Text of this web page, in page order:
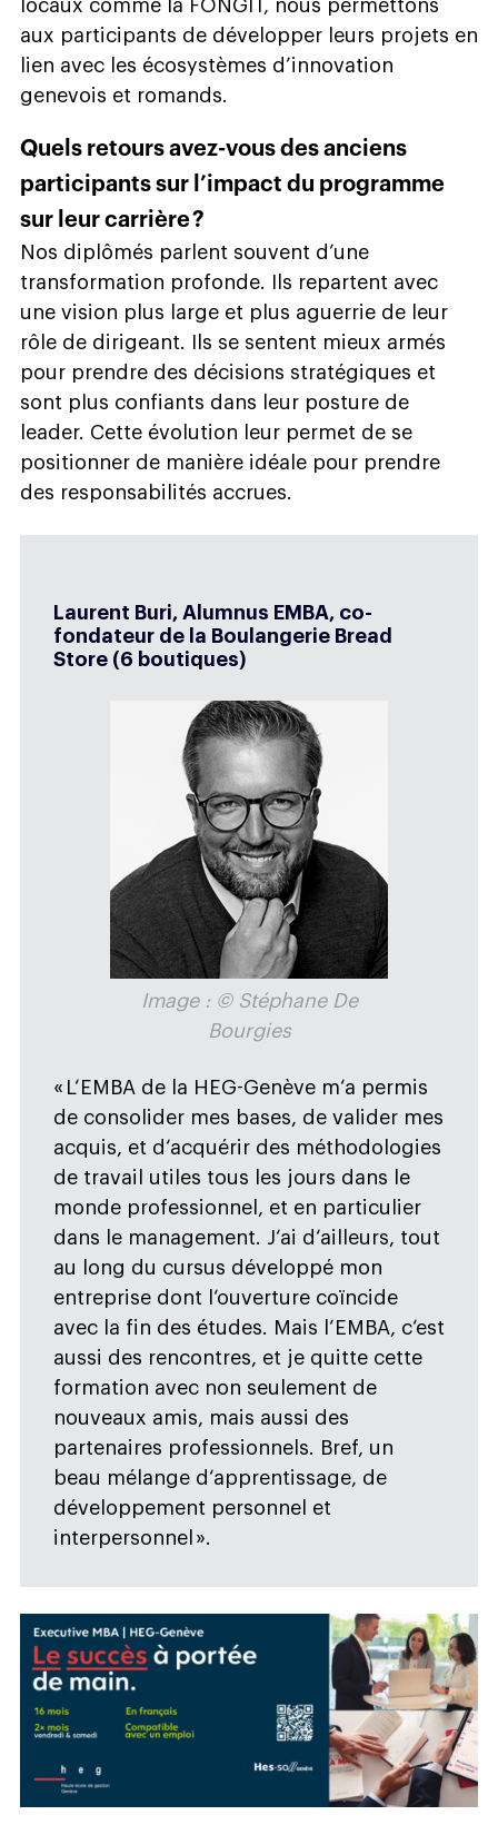
locaux comme la FONGIT, nous permettons
aux participants de développer leurs projets en
lien avec les écosystèmes d’innovation
genevois et romands.
Quels retours avez-vous des anciens
participants sur l’impact du programme
sur leur carrière ?
Nos diplômés parlent souvent d’une
transformation profonde. Ils repartent avec
une vision plus large et plus aguerrie de leur
rôle de dirigeant. Ils se sentent mieux armés
pour prendre des décisions stratégiques et
sont plus confiants dans leur posture de
leader. Cette évolution leur permet de se
positionner de manière idéale pour prendre
des responsabilités accrues.
Laurent Buri, Alumnus EMBA, co-
fondateur de la Boulangerie Bread
Store (6 boutiques)
Image : © Stéphane De
Bourgies
« L‘EMBA de la HEG-Genève m‘a permis
de consolider mes bases, de valider mes
acquis, et d‘acquérir des méthodologies
de travail utiles tous les jours dans le
monde professionnel, et en particulier
dans le management. J‘ai d‘ailleurs, tout
au long du cursus développé mon
entreprise dont l‘ouverture coïncide
avec la fin des études. Mais l‘EMBA, c‘est
aussi des rencontres, et je quitte cette
formation avec non seulement de
nouveaux amis, mais aussi des
partenaires professionnels. Bref, un
beau mélange d‘apprentissage, de
développement personnel et
interpersonnel ».